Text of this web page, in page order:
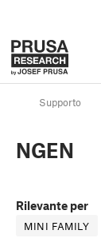
Supporto
NGEN
Rilevante per
MINI FAMILY